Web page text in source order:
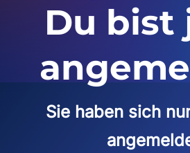
Du bist
Sie haben sich